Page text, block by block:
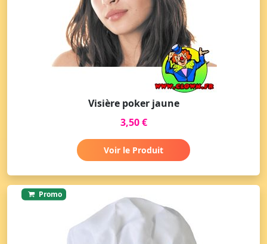
Visière poker jaune
3,50 €
Voir le Produit
Promo